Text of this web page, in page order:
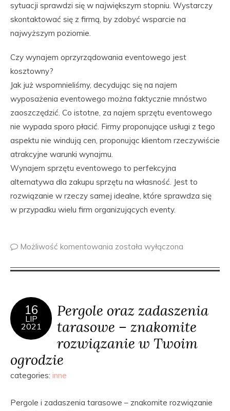
sytuacji sprawdzi się w największym stopniu. Wystarczy
skontaktować się z firmą, by zdobyć wsparcie na
najwyższym poziomie.
Czy wynajem oprzyrządowania eventowego jest
kosztowny?
Jak już wspomnieliśmy, decydując się na najem
wyposażenia eventowego można faktycznie mnóstwo
zaoszczędzić. Co istotne, za najem sprzętu eventowego
nie wypada sporo płacić. Firmy proponujące usługi z tego
aspektu nie windują cen, proponując klientom rzeczywiście
atrakcyjne warunki wynajmu.
Wynajem sprzętu eventowego to perfekcyjna
alternatywa dla zakupu sprzętu na własność. Jest to
rozwiązanie w rzeczy samej idealne, które sprawdza się
w przypadku wielu firm organizujących eventy.
Możliwość komentowania została wyłączona
16
LIP
2021
Pergole oraz zadaszenia
tarasowe – znakomite
rozwiązanie w Twoim
ogrodzie
categories: inne
Pergole i zadaszenia tarasowe – znakomite rozwiązanie